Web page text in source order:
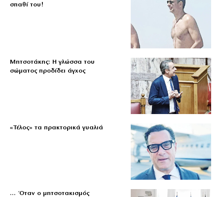
σπαθί του!
Μητσοτάκης: Η γλώσσα του
σώματος προδίδει άγχος
«Τέλος» τα πρακτορικά γυαλιά
… Όταν ο μητσοτακισμός